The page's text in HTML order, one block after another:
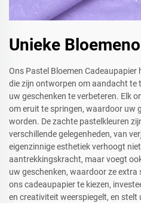
Unieke
Ons Pastel Bloemen
die zijn ontworpen om aandacht te
uw geschenken te verbeteren. Elk
om eruit te springen, waardoor uw
worden. De zachte pastelkleuren
verschillende gelegenheden, van
eigenzinnige esthetiek verhoogt
aantrekkingskracht, maar voegt
uw geschenken, waardoor ze
ons cadeaupapier te kiezen,
en creativiteit weerspiegelt, en stelt